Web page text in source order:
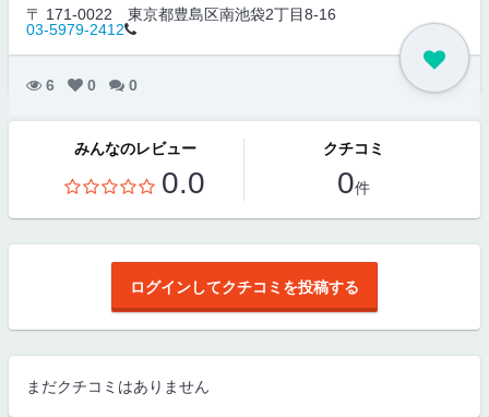
〒 171-0022
東京都豊島区南池袋2丁目8-16
03-5979-2412
6 0 0
みんなのレビュー
0.0
クチコミ
0件
ログインしてクチコミを投稿する
まだクチコミはありません